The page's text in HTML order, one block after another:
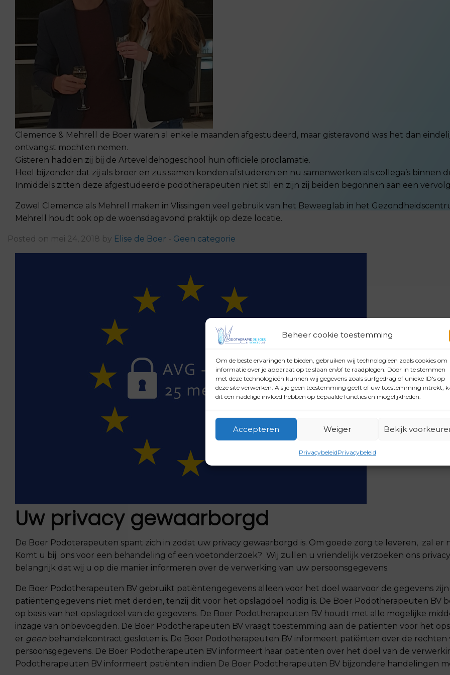
Beheer cookie toestemming
Om de beste ervaringen te bieden, gebruiken wij technologieën zoals cookies om
informatie over je apparaat op te slaan en/of te raadplegen. Door in te stemmen
met deze technologieën kunnen wij gegevens zoals surfgedrag of unieke ID's op
deze site verwerken. Als je geen toestemming geeft of uw toestemming intrekt,
dit een nadelige invloed hebben op bepaalde functies en mogelijkheden.
Accepteren Weiger Bekijk
PrivacybeleidPrivacybeleid
Clemence & Mehrell de Boer waren al enkele maanden afgestudeerd, maar gisteravond was het dan
ontvangst mochten nemen.
Gisteren hadden zij bij de Arteveldehogeschool hun officiële proclamatie.
Heel bijzonder dat zij als broer en zus samen konden afstuderen en nu samenwerken als collega’s binnen
Inmiddels zitten deze afgestudeerde podotherapeuten niet stil en zijn zij beiden begonnen aan een
Zowel Clemence als Mehrell maken in Vlissingen veel gebruik van het Beweeglab in het
Mehrell houdt ook op de woensdagavond praktijk op deze locatie.
Posted on mei 24, 2018 by Elise de Boer - Geen categorie
Uw privacy gewaarborgd
De Boer Podoterapeuten spant zich in zodat uw privacy gewaarborgd is. Om goede zorg te leveren, zal er
Komt u bij ons voor een behandeling of een voetonderzoek? Wij zullen u vriendelijk verzoeken ons
belangrijk dat wij u op die manier informeren over de verwerking van uw persoonsgegevens.
De Boer Podotherapeuten BV gebruikt patiëntengegevens alleen voor het doel waarvoor de gegevens zijn
patiëntengegevens niet met derden, tenzij dit voor het opslagdoel nodig is. De Boer Podotherapeuten BV
op basis van het opslagdoel van de gegevens. De Boer Podotherapeuten BV houdt met alle mogelijke
inzage van onbevoegden. De Boer Podotherapeuten BV vraagt toestemming aan de patiënten voor het
er geen behandelcontract gesloten is. De Boer Podotherapeuten BV informeert patiënten over de rechten
persoonsgegevens. De Boer Podotherapeuten BV informeert haar patiënten over het doel van de
Podotherapeuten BV informeert patiënten indien De Boer Podotherapeuten BV bijzondere handelingen